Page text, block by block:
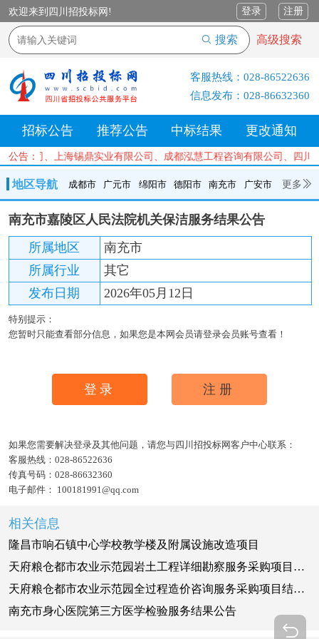
欢迎来到四川招投标网! 登录 注册
搜索 高级搜索
客服热线： 028-86522636
信息发布： 028-86632360
招标公告 推荐公告 中标结果 更改通知
公告：司、上海锡鼎实业有限公司、成都泓慧工程咨询有限公司
地区导航 成都市 广元市 绵阳市 德阳市 南充市 广安市 更多
成都市 广元市 绵阳市 德阳市 南充市 广安市
内江市
乐山市 自贡市 泸州市 宜宾市 攀枝花
巴中市
达州市
资阳市 眉山市 雅安市 阿坝州 甘孜州 凉山州
南充市嘉陵区人民法院机关保洁服务结果公告
所属地区
南充市
所属行业
其它
发布日期
2026年05月12日
特别提示：
您暂时只能查看部分信息，如果您是本网会员请登录会员账号查看！
登录 注册
如果您需要解决登录及其他问题，请您与四川招投标网客户中心联系：
客服热线： 028-86522636
传真号码： 028-86632360
电子邮件： 100181991@qq.com
相关信息
隆昌市响石镇中心学校教学楼及附属设施改造项目
天府粮仓都市农业示范园岩土工程详细勘察服务采购项目结果公告
天府粮仓都市农业示范园全过程造价咨询服务采购项目结果公告
南充市身心医院第三方医学检验服务结果公告